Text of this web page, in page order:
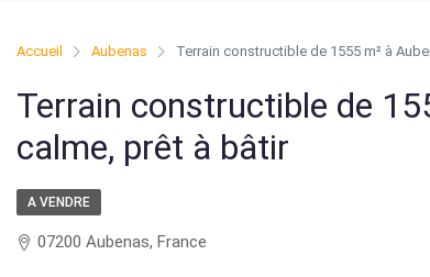
Accueil Aubenas Terrain constructible de 1555 m² à
Terrain constructible de
calme, prêt à bâtir
A VENDRE
07200 Aubenas, France